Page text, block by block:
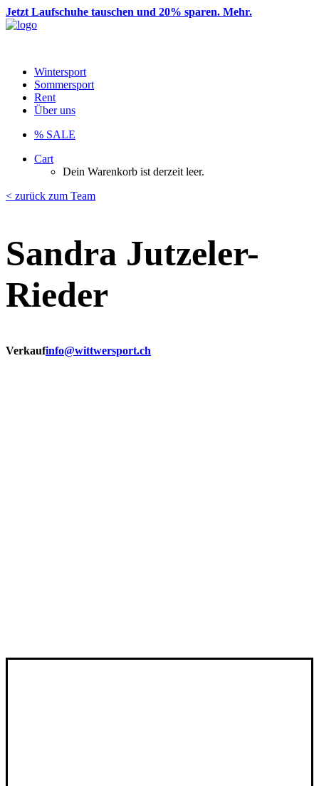
Jetzt Laufschuhe tauschen und 20% sparen. Mehr.
Wintersport
Sommersport
Rent
Über uns
% SALE
Cart
Dein Warenkorb ist derzeit leer.
< zurück zum Team
Sandra Jutzeler-
Rieder
Verkaufinfo@wittwersport.ch